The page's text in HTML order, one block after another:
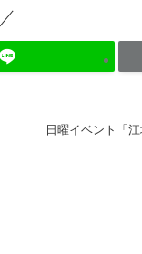
日曜イベント「